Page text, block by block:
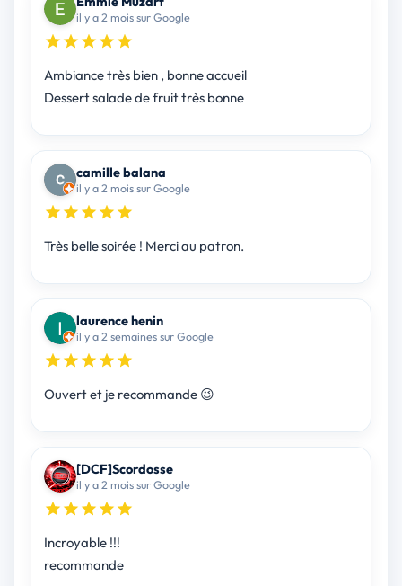
il y a 2 mois sur Google
Ambiance très bien , bonne accueil
Dessert salade de fruit très bonne
camille balana
il y a 2 mois sur Google
Très belle soirée ! Merci au patron.
laurence henin
il y a 2 semaines sur Google
Ouvert et je recommande 😉
[DCF]Scordosse
il y a 2 mois sur Google
Incroyable !!!
recommande